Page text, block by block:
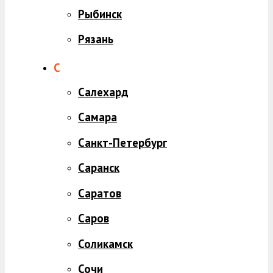
Рыбинск
Рязань
С
Салехард
Самара
Санкт-Петербург
Саранск
Саратов
Саров
Соликамск
Сочи